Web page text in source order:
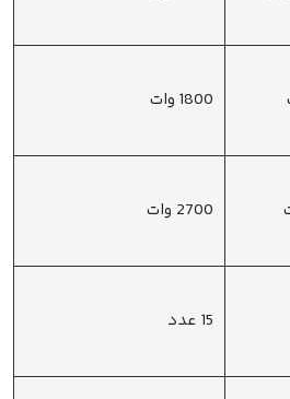
1800 وات
2700 وات
15 عدد